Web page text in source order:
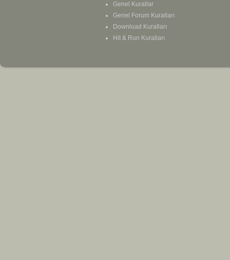
Genel Kurallar
Genel Forum Kuralları
Download Kuralları
Hit & Run Kuralları